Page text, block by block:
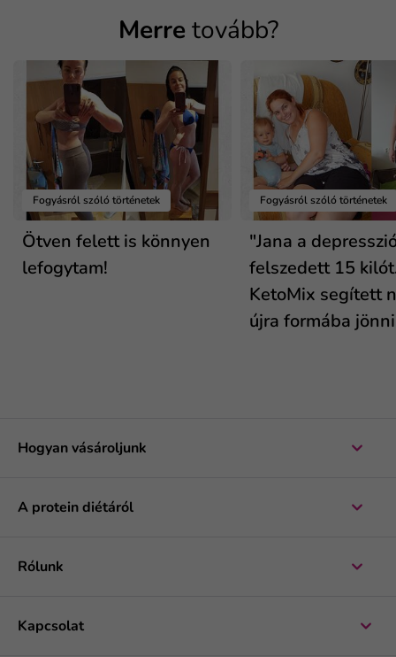
Merre tovább?
Fogyásról szóló történetek
Ötven felett is könnyen
lefogytam!
Fogyásról szóló történetek
"Jana a
felszedett 15
KetoMix segített
újra formába
Hogyan vásároljunk
A protein diétáról
Rólunk
Kapcsolat